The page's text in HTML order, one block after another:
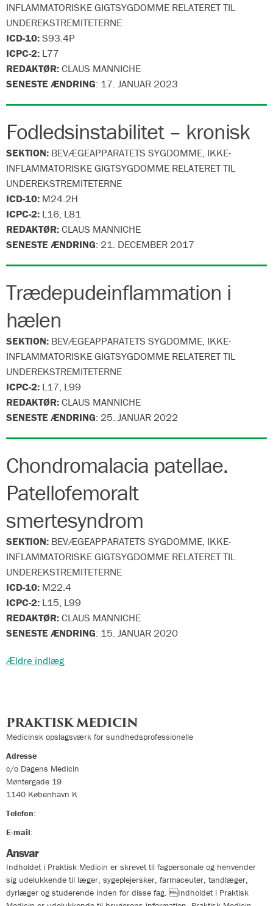
INFLAMMATORISKE GIGTSYGDOMME RELATERET TIL
UNDEREKSTREMITETERNE
ICD-10:S93.4P
ICPC-2: L77
REDAKTØR:CLAUS MANNICHE
SENESTE ÆNDRING: 17. JANUAR 2023
Fodledsinstabilitet – kronisk
SEKTION: BEVÆGEAPPARATETS SYGDOMME, IKKE-
INFLAMMATORISKE GIGTSYGDOMME RELATERET TIL
UNDEREKSTREMITETERNE
ICD-10: M24.2H
ICPC-2: L16, L81
REDAKTØR:CLAUS MANNICHE
SENESTE ÆNDRING: 21. DECEMBER 2017
Trædepudeinflammation i
hælen
SEKTION: BEVÆGEAPPARATETS SYGDOMME, IKKE-
INFLAMMATORISKE GIGTSYGDOMME RELATERET TIL
UNDEREKSTREMITETERNE
ICPC-2: L17, L99
REDAKTØR:CLAUS MANNICHE
SENESTE ÆNDRING: 25. JANUAR 2022
Chondromalacia patellae.
Patellofemoralt
smertesyndrom
SEKTION: BEVÆGEAPPARATETS SYGDOMME, IKKE-
INFLAMMATORISKE GIGTSYGDOMME RELATERET TIL
UNDEREKSTREMITETERNE
ICD-10: M22.4
ICPC-2: L15, L99
REDAKTØR:CLAUS MANNICHE
SENESTE ÆNDRING: 15. JANUAR 2020
Navigation
indlæg
Ældre indlæg
PRAKTISK MEDICIN
Medicinsk opslagsværk for sundhedsprofessionelle
Adresse
c/o Dagens Medicin
Møntergade 19
1140 København K
Telefon:
E-mail:
Ansvar
Indholdet i Praktisk Medicin er skrevet til fagpersonale og henvender
sig udelukkende til læger, sygeplejersker, farmaceuter, tandlæger,
dyrlæger og studerende inden for disse fag. Indholdet i Praktisk